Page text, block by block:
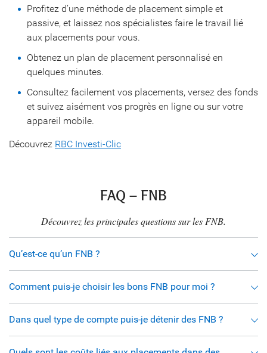
Profitez d’une méthode de placement simple et
passive, et laissez nos spécialistes faire le travail lié
aux placements pour vous.
Obtenez un plan de placement personnalisé en
quelques minutes.
Consultez facilement vos placements, versez des fonds
et suivez aisément vos progrès en ligne ou sur votre
appareil mobile.
Découvrez RBC Investi-Clic
FAQ – FNB
Découvrez les principales questions sur les FNB.
Qu’est-ce qu’un FNB ?
Comment puis-je choisir les bons FNB pour moi ?
Dans quel type de compte puis-je détenir des FNB ?